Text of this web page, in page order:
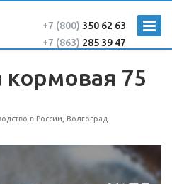
+7 (800) 350 62 63
+7 (863) 285 39 47
кормовая 75
в России, Волгоград